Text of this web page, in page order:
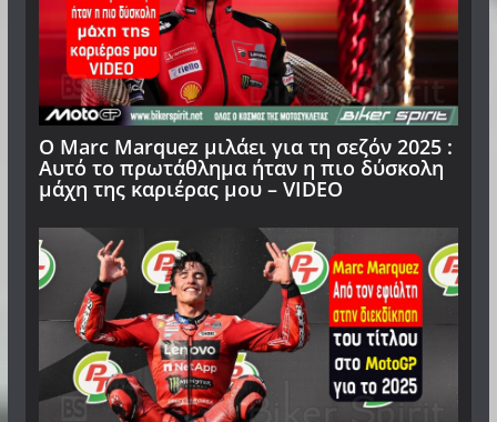
Ο Μarc Marquez μιλάει για τη σεζόν 2025 :
Αυτό το πρωτάθλημα ήταν η πιο δύσκολη
μάχη της καριέρας μου – VIDEO